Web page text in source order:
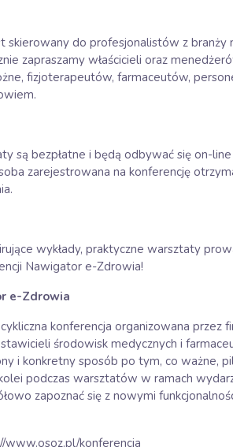
do profesjonalistów z branży
zapraszamy właścicieli oraz
fizjoterapeutów, farmaceutów,
są bezpłatne i będą odbywać się on-
zarejestrowana na konferencję
wykłady, praktyczne warsztaty
Nawigator e-Zdrowia!
e-Zdrowia
konferencja organizowana przez
środowisk medycznych i
i konkretny sposób po tym, co ważne,
podczas warsztatów w ramach
zapoznać się z nowymi
www.osoz.pl/konferencja